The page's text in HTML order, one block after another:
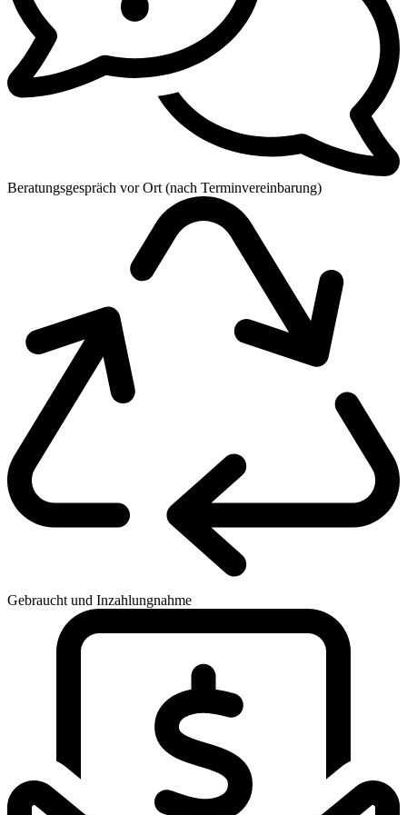
Beratungsgespräch vor Ort (nach Terminvereinbarung)
Gebraucht und Inzahlungnahme